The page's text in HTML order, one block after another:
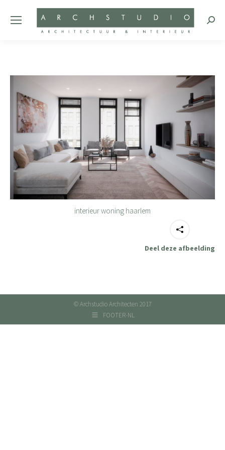
interieur woning haarlem
Deel deze afbeelding
© Archstudio Architecten 2017
FOOTER-NL